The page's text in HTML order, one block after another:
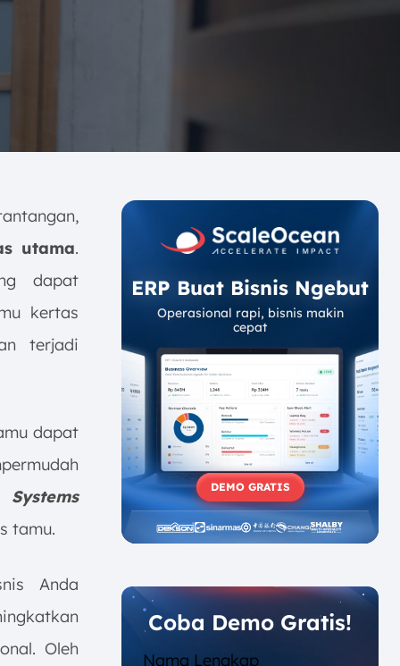
utama.
dapat
kertas
terjadi
dapat
tamu.
Anda
Oleh
ERP Buat Bisnis Ngebut
Operasional rapi, bisnis makin
cepat
DEMO GRATIS
Coba Demo Gratis!
Nama Lengkap